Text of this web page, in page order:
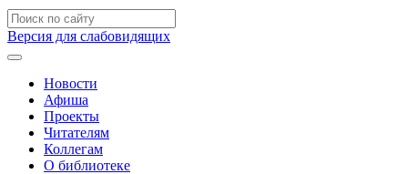
Версия для слабовидящих
Новости
Афиша
Проекты
Читателям
Коллегам
О библиотеке